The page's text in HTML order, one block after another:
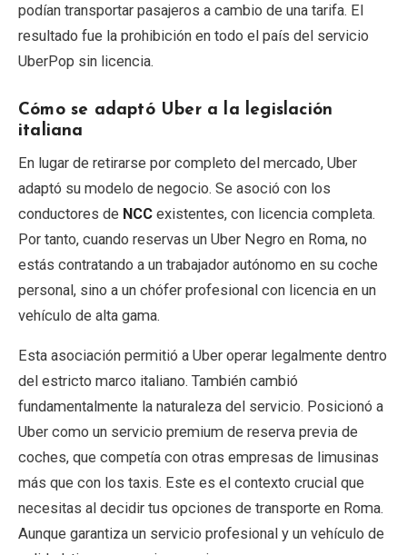
podían transportar pasajeros a cambio de una tarifa. El
resultado fue la prohibición en todo el país del servicio
UberPop sin licencia.
Cómo se adaptó Uber a la legislación
italiana
En lugar de retirarse por completo del mercado, Uber
adaptó su modelo de negocio. Se asoció con los
conductores de NCC existentes, con licencia completa.
Por tanto, cuando reservas un Uber Negro en Roma, no
estás contratando a un trabajador autónomo en su coche
personal, sino a un chófer profesional con licencia en un
vehículo de alta gama.
Esta asociación permitió a Uber operar legalmente dentro
del estricto marco italiano. También cambió
fundamentalmente la naturaleza del servicio. Posicionó a
Uber como un servicio premium de reserva previa de
coches, que competía con otras empresas de limusinas
más que con los taxis. Este es el contexto crucial que
necesitas al decidir tus opciones de transporte en Roma.
Aunque garantiza un servicio profesional y un vehículo de